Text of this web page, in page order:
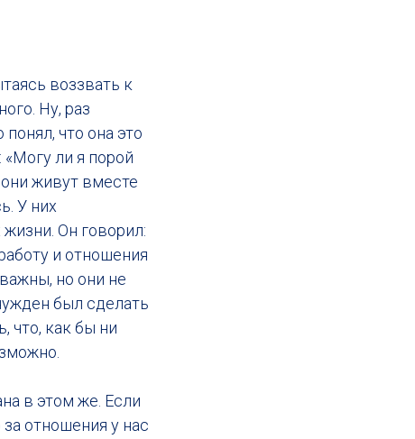
воззвать к
Ну, раз
что она это
«Могу ли я порой
живут вместе
У них
Он говорил:
и отношения
но они не
был сделать
что, как бы ни
в этом же. Если
отношения у нас